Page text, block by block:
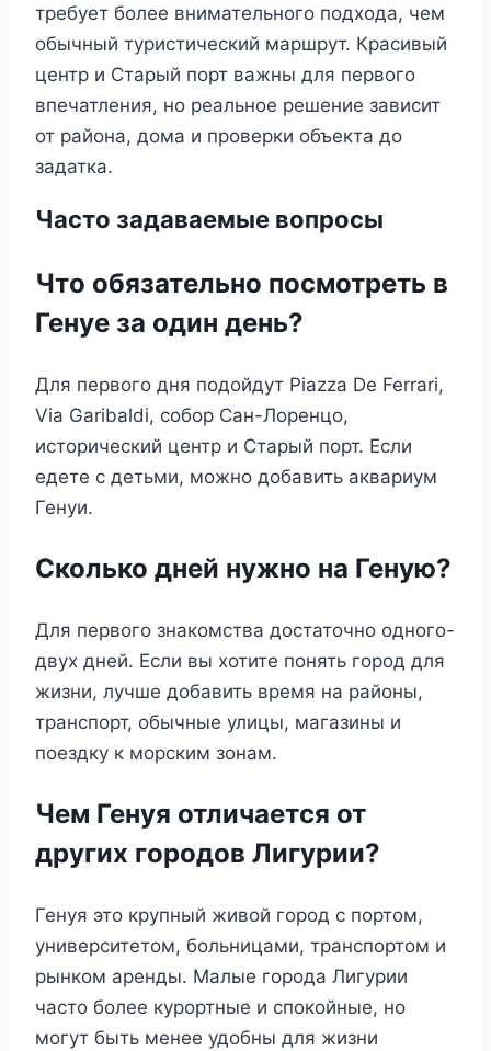
требует более внимательного подхода, чем
обычный туристический маршрут. Красивый
центр и Старый порт важны для первого
впечатления, но реальное решение зависит
от района, дома и проверки объекта до
задатка.
Часто задаваемые вопросы
Что обязательно посмотреть в
Генуе за один день?
Для первого дня подойдут Piazza De Ferrari,
Via Garibaldi, собор Сан-Лоренцо,
исторический центр и Старый порт. Если
едете с детьми, можно добавить аквариум
Генуи.
Сколько дней нужно на Геную?
Для первого знакомства достаточно одного-
двух дней. Если вы хотите понять город для
жизни, лучше добавить время на районы,
транспорт, обычные улицы, магазины и
поездку к морским зонам.
Чем Генуя отличается от
других городов Лигурии?
Генуя это крупный живой город с портом,
университетом, больницами, транспортом и
рынком аренды. Малые города Лигурии
часто более курортные и спокойные, но
могут быть менее удобны для жизни